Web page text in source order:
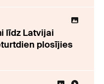
līdz Latvijai
plosījies